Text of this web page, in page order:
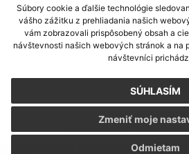
Súbory cookie a ďalšie technológie
vášho zážitku z prehliadania našich
vám zobrazovali prispôsobený obsah a
návštevnosti našich webových stránok a na
návštevníci
SÚHLASÍM
Odmietam
Zmeniť moje
využite možnosť získavania aktuálnych
CMS systém (redakčný) systém ECHELON
webex.digital, s.r.o.,
Posledná aktualizácia:
Vytlačiť stránku|Vyhlásenie